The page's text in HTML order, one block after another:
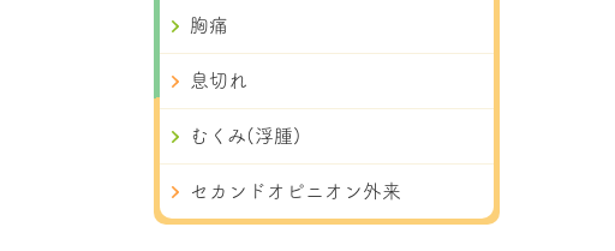
胸痛
息切れ
むくみ(浮腫)
セカンドオピニオン外来